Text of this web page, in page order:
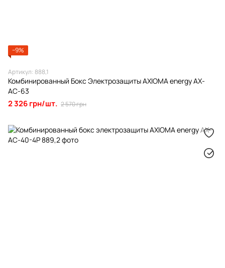
−9%
Артикул: 888,1
Комбинированный Бокс Электрозащиты AXIOMA energy AX-
AC-63
2 326 грн/шт. 2 570 грн